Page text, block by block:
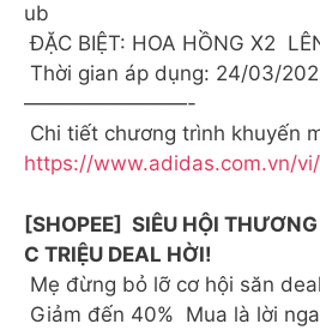
ub
ĐẶC BIỆT: HOA HỒNG X2
Thời gian áp dụng: 24/03/
————————-
Chi tiết chương trình khuyến
https://www.adidas.com.vn/
[SHOPEE] SIÊU HỘI
C TRIỆU DEAL HỜI!
Mẹ đừng bỏ lỡ cơ hội săn
Giảm đến 40% Mua là lời